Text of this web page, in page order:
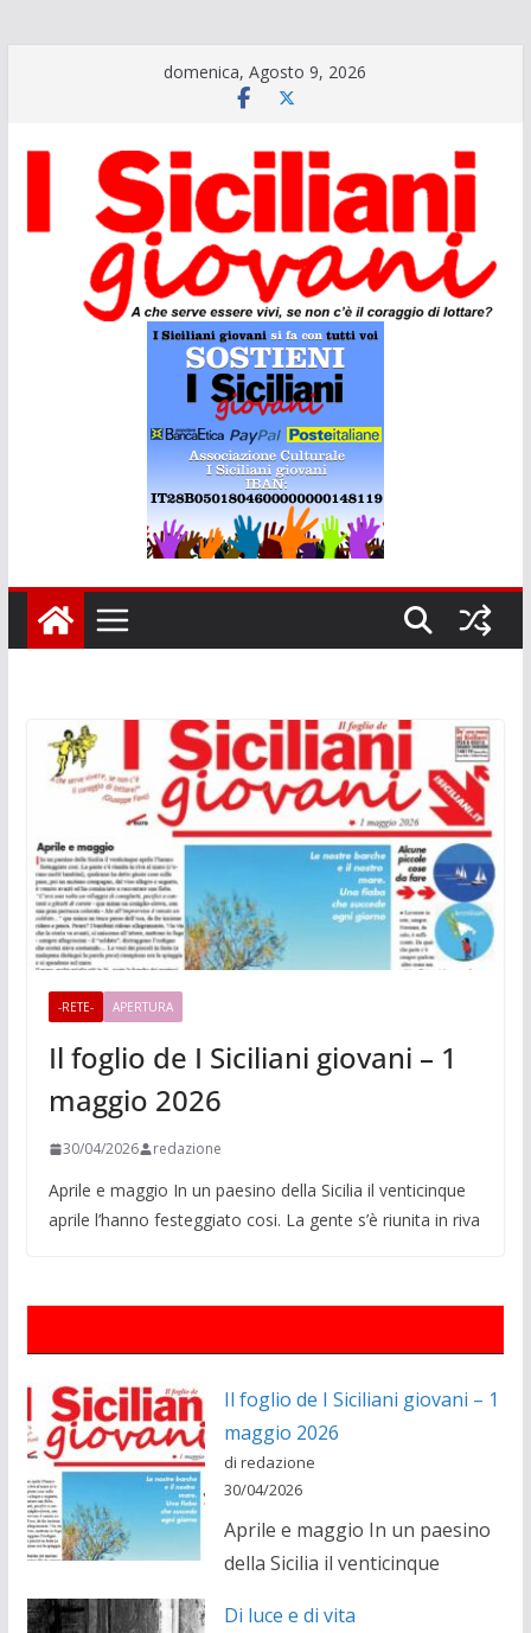
domenica, Agosto 9, 2026
-RETE- APERTURA
Il foglio de I Siciliani giovani – 1
maggio 2026
30/04/2026 redazione
Aprile e maggio In un paesino della Sicilia il venticinque
aprile l’hanno festeggiato cosi. La gente s’è riunita in riva
Il foglio de I Siciliani giovani – 1
maggio 2026
di redazione
30/04/2026
Aprile e maggio In un paesino
della Sicilia il venticinque
Di luce e di vita